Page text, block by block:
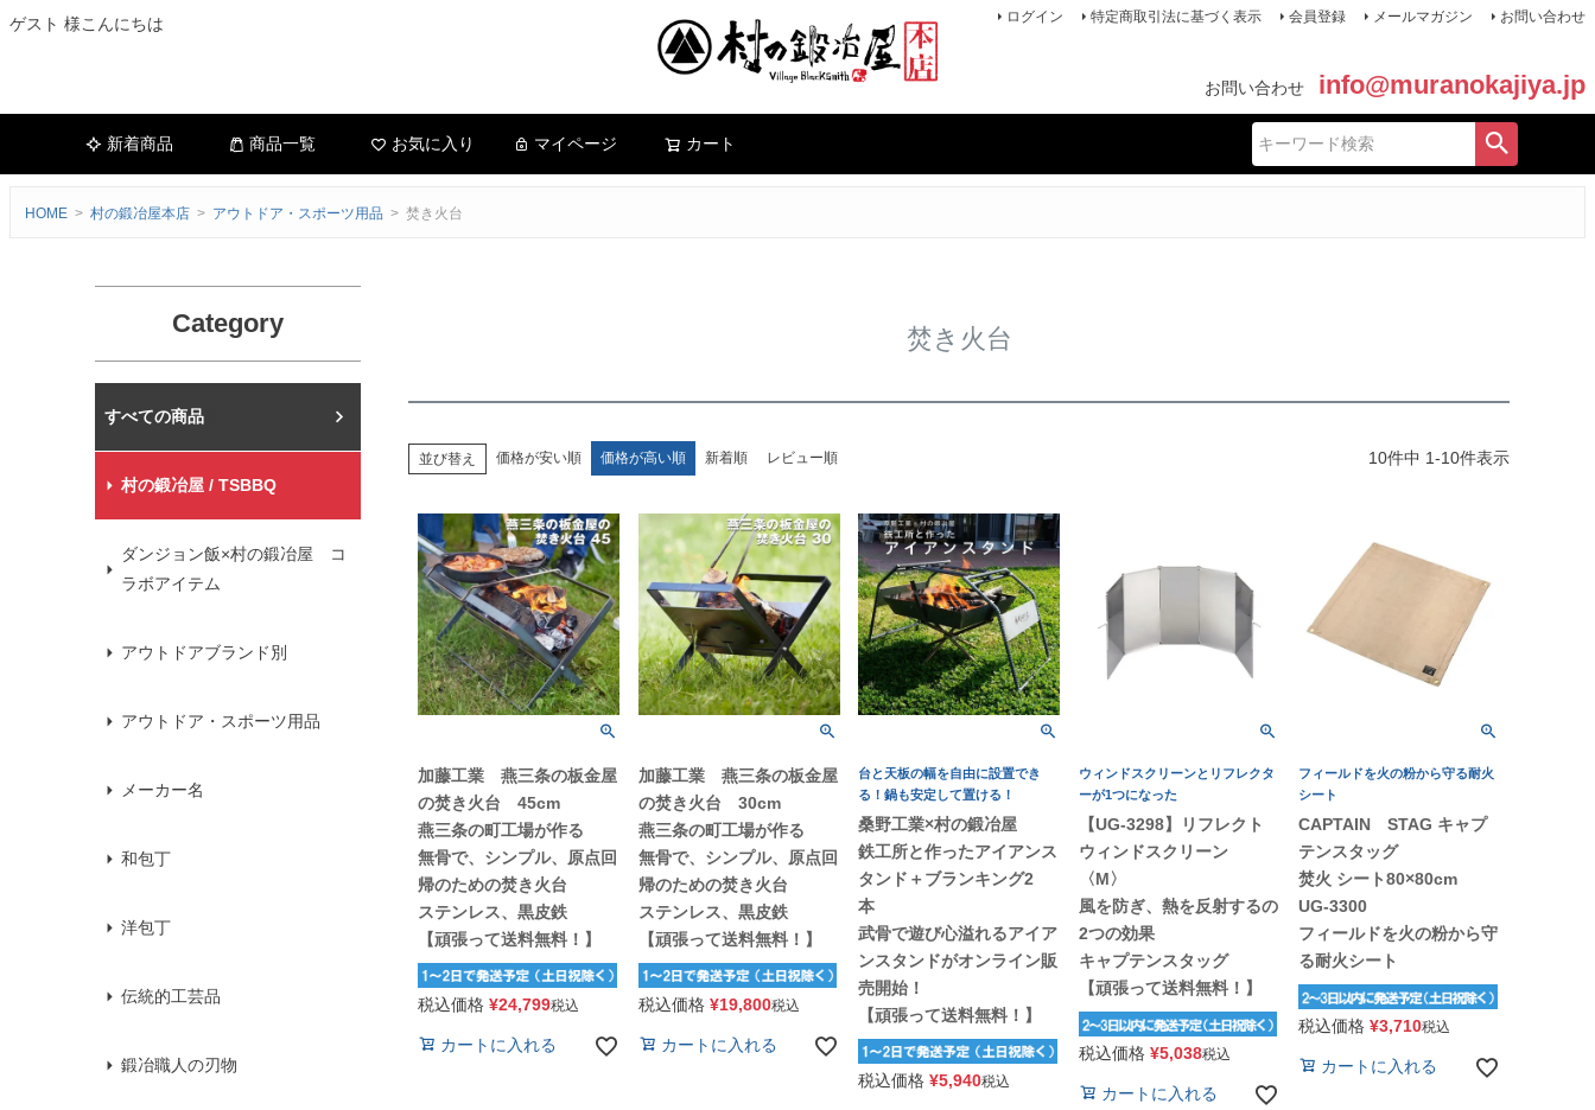
ゲスト 様こんにちは ログイン 特定商取引法に基づく表示 会員登録 メールマガジン お問い合わせ
お問い合わせ info@muranokajiya.jp
新着商品 商品一覧 お気に入り マイページ カート
HOME 村の鍛冶屋本店 アウトドア・スポーツ用品 焚き火台
Category
村の鍛冶屋本店
村の鍛冶屋 / TSBBQ
ダンジョン飯×村の鍛冶屋 コ
ラボアイテム
アウトドアブランド別
アウトドア・スポーツ用品
メーカー名
和包丁
洋包丁
伝統的工芸品
鍛冶職人の刃物
焚き火台
並び替え 価格が安い順 価格が高い順 新着順 レビュー順 10件中 1-10件表示
加藤工業 燕三条の板金屋
の焚き火台 45cm
燕三条の町工場が作る
無骨で、シンプル、原点回
帰のための焚き火台
ステンレス、黒皮鉄
【頑張って送料無料！】
税込価格 ¥24,799税込
カートに入れる
加藤工業 燕三条の板金屋
の焚き火台 30cm
燕三条の町工場が作る
無骨で、シンプル、原点回
帰のための焚き火台
ステンレス、黒皮鉄
【頑張って送料無料！】
税込価格 ¥19,800税込
カートに入れる
台と天板の幅を自由に設置でき
る！鍋も安定して置ける！
桑野工業×村の鍛冶屋
鉄工所と作ったアイアンス
タンド＋ブランキング2
本
武骨で遊び心溢れるアイア
ンスタンドがオンライン販
売開始！
【頑張って送料無料！】
税込価格 ¥5,940税込
ウィンドスクリーンとリフレクタ
ーが1つになった
【UG-3298】リフレクト
ウィンドスクリーン
〈M〉
風を防ぎ、熱を反射するの
2つの効果
キャプテンスタッグ
【頑張って送料無料！】
税込価格 ¥5,038税込
カートに入れる
フィールドを火の粉から守る耐火
シート
CAPTAIN STAG キャプ
テンスタッグ
焚火 シート80×80cm
UG-3300
フィールドを火の粉から守
る耐火シート
税込価格 ¥3,710税込
カートに入れる